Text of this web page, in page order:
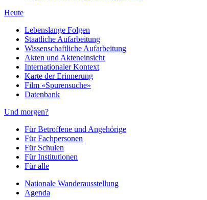
Heute
Lebenslange Folgen
Staatliche Aufarbeitung
Wissenschaftliche Aufarbeitung
Akten und Akteneinsicht
Internationaler Kontext
Karte der Erinnerung
Film «Spurensuche»
Datenbank
Und morgen?
Für Betroffene und Angehörige
Für Fachpersonen
Für Schulen
Für Institutionen
Für alle
Nationale Wanderausstellung
Agenda